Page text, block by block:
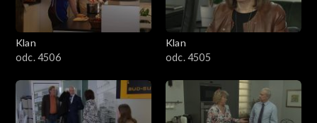
Klan
odc. 4506
Klan
odc. 4505